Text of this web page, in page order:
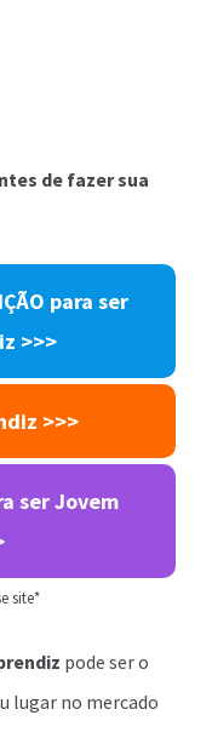
de fazer sua
para ser
>>>
>>>
ser Jovem
site*
pode ser o
lugar no mercado